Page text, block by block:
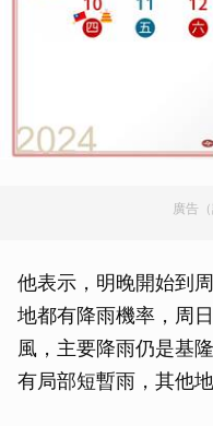
廣告
他表示，明晚開始到
地都有降雨機率，周
風，主要降雨仍是基
有局部短暫雨，其他